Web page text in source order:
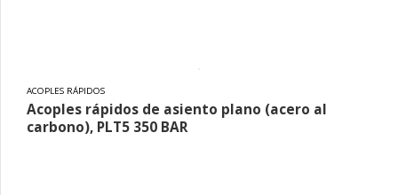
ACOPLES RÁPIDOS
Acoples rápidos de asiento plano (acero al
carbono), PLT5 350 BAR